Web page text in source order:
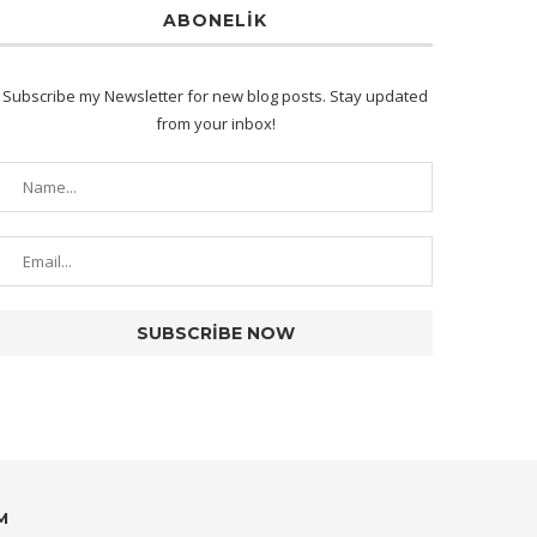
ABONELIK
Subscribe my Newsletter for new blog posts. Stay updated
from your inbox!